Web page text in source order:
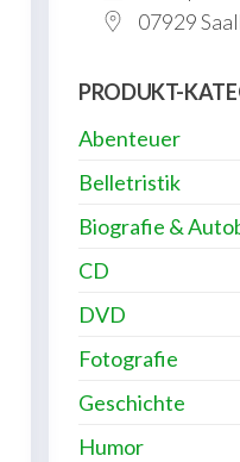
07929
PRODUKT-
Abenteuer
Belletristik
Biografie &
CD
DVD
Fotografie
Geschichte
Humor